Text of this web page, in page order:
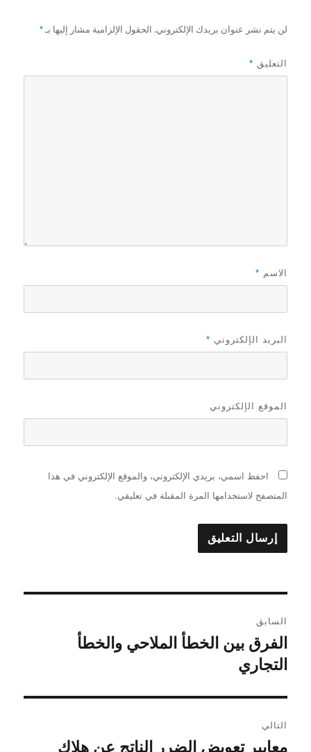
لن يتم نشر عنوان بريدك الإلكتروني. الحقول الإلزامية مشار إليها بـ*
التعليق *
الاسم *
البريد الإلكتروني *
الموقع الإلكتروني
احفظ اسمي، بريدي الإلكتروني، والموقع الإلكتروني في هذا
المتصفح لاستخدامها المرة المقبلة في تعليقي.
المقالات
السابق
المقالة
السابقة:
الفرق بين الخطأ الملاحي والخطأ
التجاري
التالي
المقالة
معايير تعويض الضرر الناتج عن هلاك